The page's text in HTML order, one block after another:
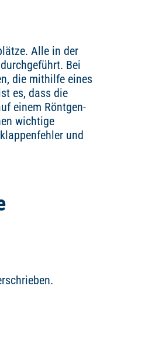
Alle in der
Bei
die mithilfe eines
es, dass die
einem Röntgen-
wichtige
und